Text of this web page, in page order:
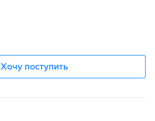
Хочу поступить